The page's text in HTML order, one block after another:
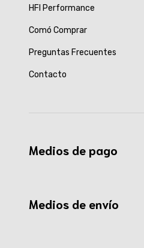
HFI Performance
Comó Comprar
Preguntas Frecuentes
Contacto
Medios de pago
Medios de envío